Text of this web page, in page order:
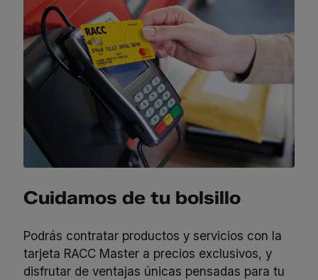
Cuidamos de tu bolsillo
Podrás contratar productos y servicios con la
tarjeta RACC Master a precios exclusivos, y
disfrutar de ventajas únicas pensadas para tu